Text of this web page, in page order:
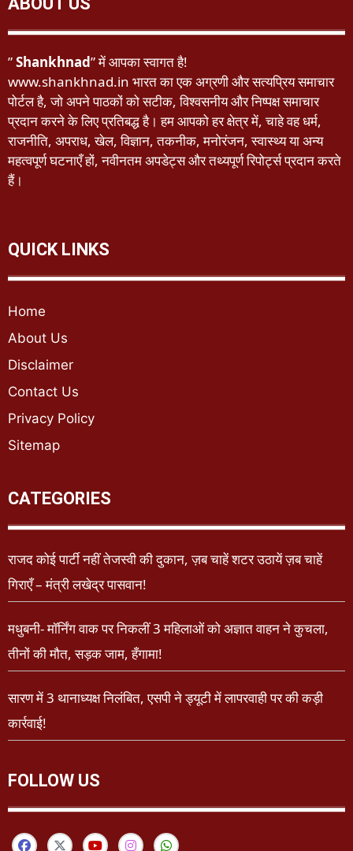
”Shankhnad” में आपका स्वागत है!
www.shankhnad.in भारत का एक अग्रणी और सत्यप्रिय समाचार
पोर्टल है, जो अपने पाठकों को सटीक, विश्वसनीय और निष्पक्ष समाचार
प्रदान करने के लिए प्रतिबद्ध है। हम आपको हर क्षेत्र में, चाहे वह धर्म,
राजनीति, अपराध, खेल, विज्ञान, तकनीक, मनोरंजन, स्वास्थ्य या अन्य
महत्वपूर्ण घटनाएँ हों, नवीनतम अपडेट्स और तथ्यपूर्ण रिपोर्ट्स प्रदान करते
हैं।
QUICK LINKS
Home
About Us
Disclaimer
Contact Us
Privacy Policy
Sitemap
CATEGORIES
राजद कोई पार्टी नहीं तेजस्वी की दुकान, ज़ब चाहें शटर उठायें ज़ब चाहें
गिराएँ – मंत्री लखेद्र पासवान!
मधुबनी- मॉर्निंग वाक पर निकलीं 3 महिलाओं को अज्ञात वाहन ने कुचला,
तीनों की मौत, सड़क जाम, हँगामा!
सारण में 3 थानाध्यक्ष निलंबित, एसपी ने ड्यूटी में लापरवाही पर की कड़ी
कार्रवाई!
FOLLOW US